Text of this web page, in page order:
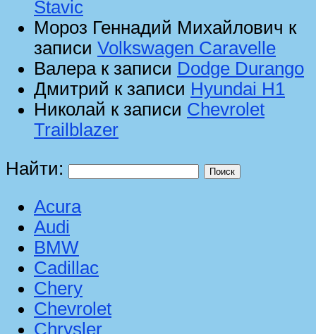
Stavic
Мороз Геннадий Михайлович к
записи Volkswagen Caravelle
Валерак записи Dodge Durango
Дмитрий к записи Hyundai H1
Николай к записи Chevrolet
Trailblazer
Найти:
Acura
Audi
BMW
Cadillac
Chery
Chevrolet
Chrysler